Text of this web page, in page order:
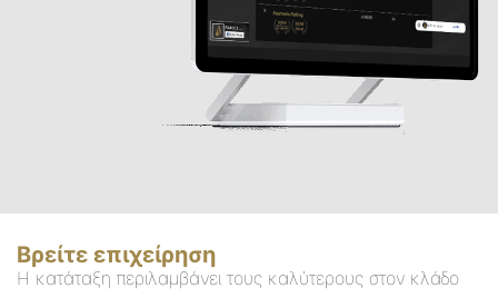
Βρείτε επιχείρηση
Η κατάταξη περιλαμβάνει τους καλύτερους στον κλάδο